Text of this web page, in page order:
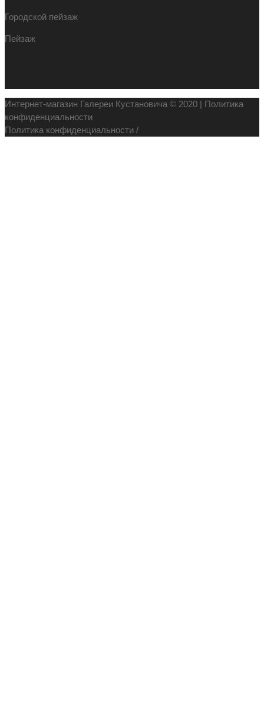
Городской пейзаж
Пейзаж
Интернет-магазин Галереи Кустановича © 2020 | Политика
конфиденциальности
Политика конфиденциальности /